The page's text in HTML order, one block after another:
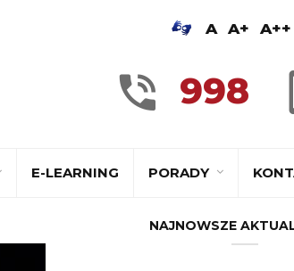
A A+ A++
998
E-LEARNING PORADY
NAJNOWSZE